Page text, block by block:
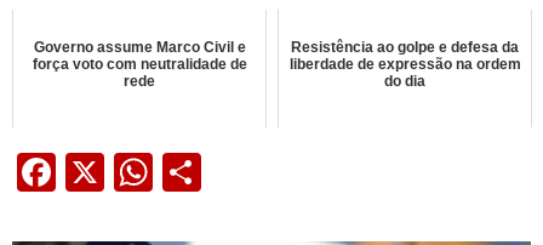
Governo assume Marco Civil e
força voto com neutralidade de
rede
Resistência ao golpe e defesa da
liberdade de expressão na ordem
do dia
Facebook
X WhatsApp